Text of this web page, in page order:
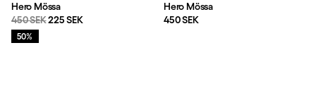
Hero Mössa
Originalpris:
450 SEKReapris:
225 SEK
Rea:
50%
Hero Mössa
Pris:
450 SEK